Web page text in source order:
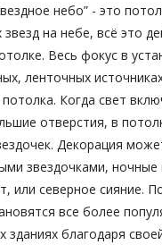
небо” - это
на небе, всё это
Весь фокус в
ленточных
Когда свет
отверстия, в
Декорация
звездочками, ночные
или северное сияние.
все более
зданиях благодаря